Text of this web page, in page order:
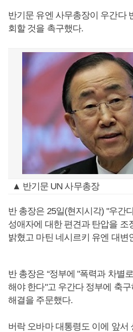
반기문 유엔 사무총장이 우간다
회할 것을 촉구했다.
▲ 반기문 UN 사무총장
반 총장은 25일(현지시각) "우간
성애자에 대한 편견과 탄압을 조
밝혔고 마틴 네시르키 유엔 대변
반 총장은 “정부에 "폭력과 차별
해야 한다"고 우간다 정부에 축
해결을 주문했다.
버락 오바마 대통령도 이에 앞서